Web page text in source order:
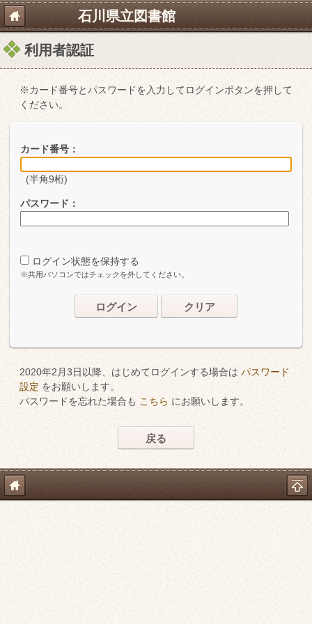
石川県立図書館
利用者認証
※カード番号とパスワードを入力してログインボタンを押して
ください。
カード番号：
(半角9桁)
パスワード：
ログイン状態を保持する
※共用パソコンではチェックを外してください。
ログイン クリア
2020年2月3日以降、はじめてログインする場合は パスワード
設定 をお願いします。
パスワードを忘れた場合も こちら にお願いします。
戻る